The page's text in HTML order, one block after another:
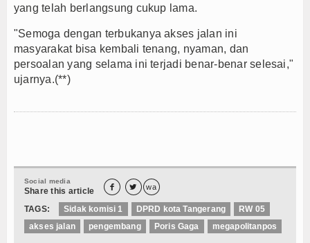
yang telah berlangsung cukup lama.
"Semoga dengan terbukanya akses jalan ini
masyarakat bisa kembali tenang, nyaman, dan
persoalan yang selama ini terjadi benar-benar selesai,"
ujarnya.(**)
Social media
Share this article   wa
TAGS: Sidak komisi 1 DPRD kota Tangerang
RW 05
akses jalan
pengembang Poris Gaga megapolitanpos